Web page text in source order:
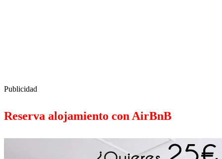
Publicidad
Reserva alojamiento con AirBnB